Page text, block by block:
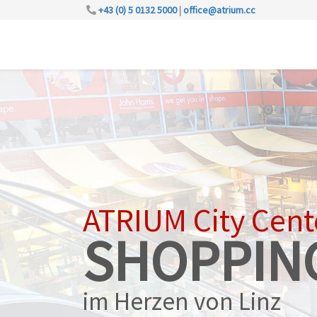
+43 (0) 5 0132 5000|office@atrium.cc
ATRIUM City
im Herzen von Linz